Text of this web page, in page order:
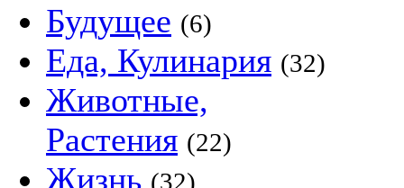
Будущее (6)
Еда, Кулинария (32)
Животные,
Растения (22)
Жизнь (32)